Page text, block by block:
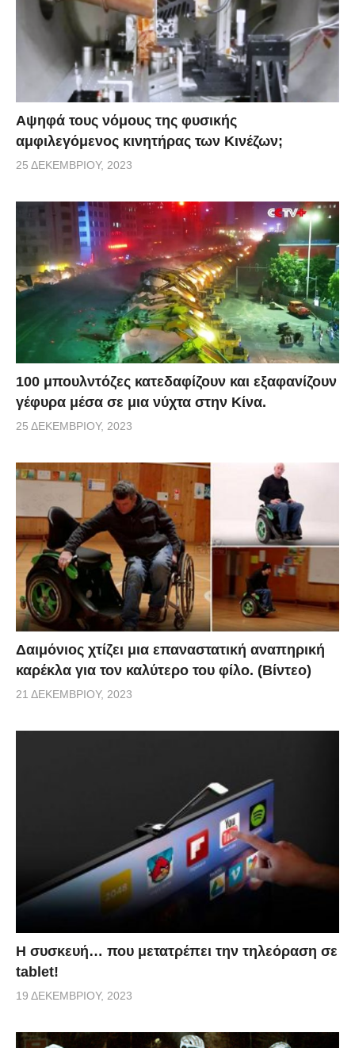
Αψηφά τους νόμους της φυσικής
αμφιλεγόμενος κινητήρας των Κινέζων;
25 ΔΕΚΕΜΒΡΊΟΥ, 2023
100 μπουλντόζες κατεδαφίζουν και εξαφανίζουν
γέφυρα μέσα σε μια νύχτα στην Κίνα.
25 ΔΕΚΕΜΒΡΊΟΥ, 2023
Δαιμόνιος χτίζει μια επαναστατική αναπηρική
καρέκλα για τον καλύτερο του φίλο. (Βίντεο)
21 ΔΕΚΕΜΒΡΊΟΥ, 2023
Η συσκευή… που μετατρέπει την τηλεόραση σε
tablet!
19 ΔΕΚΕΜΒΡΊΟΥ, 2023